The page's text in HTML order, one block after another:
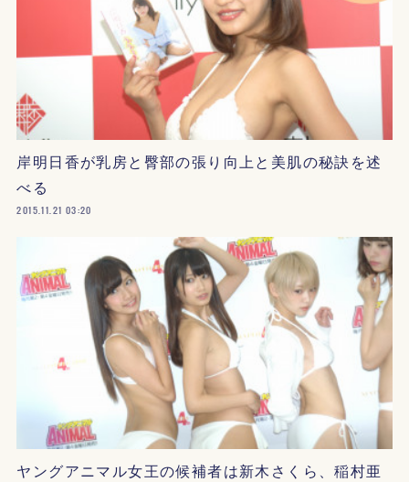
岸明日香が乳房と臀部の張り向上と美肌の秘訣を述
べる
2015.11.21 03:20
ヤングアニマル女王の候補者は新木さくら、稲村亜